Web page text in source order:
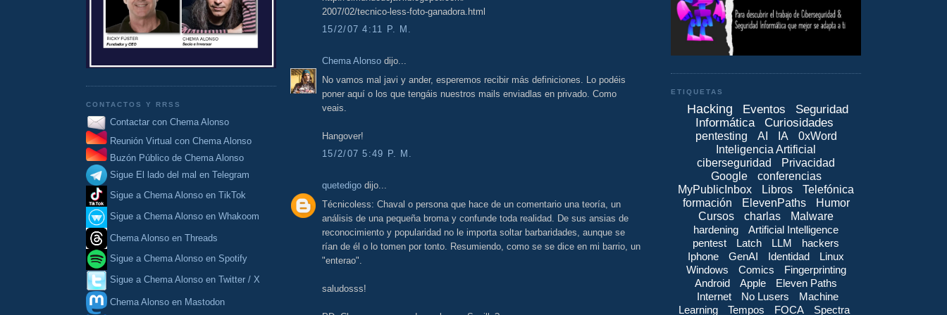
CONTACTOS Y RRSS
Contactar con Chema Alonso
Reunión Virtual con Chema Alonso
Buzón Público de Chema Alonso
Sigue El lado del mal en Telegram
Sigue a Chema Alonso en TikTok
Sigue a Chema Alonso en Whakoom
Chema Alonso en Threads
Sigue a Chema Alonso en Spotify
Sigue a Chema Alonso en Twitter / X
Chema Alonso en Mastodon
2007/02/tecnico-less-foto-ganadora.html
15/2/07 4:11 P. M.
Chema Alonso dijo...
No vamos mal javi y ander, esperemos recibir más definiciones. Lo podéis
poner aquí o los que tengáis nuestros mails enviadlas en privado. Como
veais.
Hangover!
15/2/07 5:49 P. M.
quetedigo dijo...
Técnicoless: Chaval o persona que hace de un comentario una teoría, un
análisis de una pequeña broma y confunde toda realidad. De sus ansias de
reconocimiento y popularidad no le importa soltar barbaridades, aunque se
rían de él o lo tomen por tonto. Resumiendo, como se se dice en mi barrio, un
"enterao".
saludosss!
ETIQUETAS
Hacking Eventos
Seguridad
Informática
Curiosidades
pentesting AI IA
0xWord
Inteligencia Artificial
ciberseguridad
Privacidad
Google
conferencias
MyPublicInbox
Libros
Telefónica
formación
ElevenPaths
Humor
Cursos
charlas
Malware
hardening
Artificial Intelligence
pentest
Latch LLM
hackers
Iphone
GenAI Identidad
Linux
Windows
Comics
Fingerprinting
Android
Apple
Eleven Paths
Internet
No Lusers
Machine
Learning
Tempos FOCA Spectra